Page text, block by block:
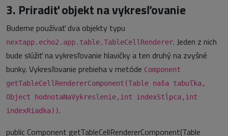
3. Priradiť objekt na vykresľovanie
Budeme používať dva objekty typu
nextapp.echo2.app.table.TableCellRenderer. Jeden z nich
bude slúžiť na vykresľovanie hlavičky a ten druhý na zvyšné
bunky. Vykresľovanie prebieha v metóde Component
getTableCellRendererComponent(Table naša tabuľka,
Object hodnotaNaVykreslenie,int indexStĺpca,int
indexRiadka)).
public Component getTableCellRendererComponent(Table